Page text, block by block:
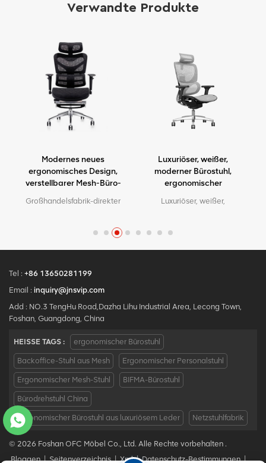
Verwandte Produkte
Modernes neues
ergonomisches Design,
verstellbarer Mesh-Büro-
Großhandelsfabrik-direkter
greifenstuhl MOQ ist EIN
Stück, große Quantität mit
Diskont.Maßgeschneiderter
Bedürfnissen ist akzeptabel.
Luxuriöser, weißer,
moderner Bürostuhl,
ergonomischer
Metallmaterial für den
Luxuriöser, weißer,
mit Mesh-Metallmaterial für
den Bürogebrauch
Tel : +86 13650281199
Email : inquiry@jnsvip.com
Add : NO.3 TengHu Road,Dazha Lihu Industrial Area, Lecong Town,
Foshan, Guangdong, China
HEISSE TAGS : ergonomischer Bürostuhl
Backoffice-Stuhl aus Mesh Ergonomischer Personalstuhl
Ergonomischer Mesh-Stuhl BIFMA-Bürostuhl
Bürodrehstuhl China
Ergonomischer Bürostuhl aus luxuriösem Leder Netzstuhlfabrik
© 2026 Foshan OFC Möbel Co., Ltd. Alle Rechte vorbehalten .
Bloggen | Seitenverzeichnis | Xml | Datenschutz-Bestimmungen |